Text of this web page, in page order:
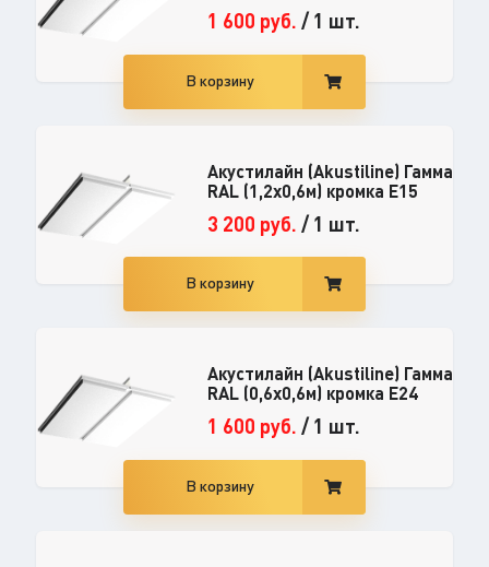
1 600 руб. /1 шт.
В корзину
Акустилайн (Akustiline) Гамма
RAL (1,2x0,6м) кромка E15
3 200 руб. /1 шт.
В корзину
Акустилайн (Akustiline) Гамма
RAL (0,6x0,6м) кромка E24
1 600 руб. /1 шт.
В корзину